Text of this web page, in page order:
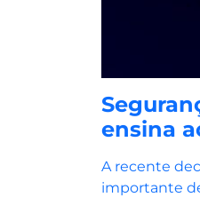
ensina
A recente
importante